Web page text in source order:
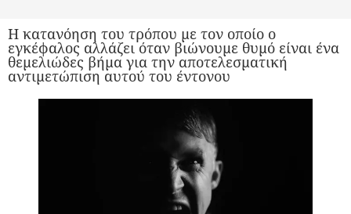
Η κατανόηση του τρόπου με τον οποίο ο
εγκέφαλος αλλάζει όταν βιώνουμε θυμό είναι ένα
θεμελιώδες βήμα για την αποτελεσματική
αντιμετώπιση αυτού του έντονου